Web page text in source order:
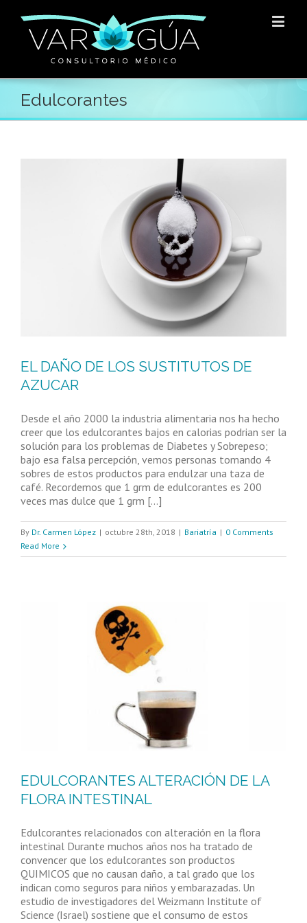
Edulcorantes
EL DAÑO DE LOS SUSTITUTOS DE
AZUCAR
Desde el año 2000 la industria alimentaria nos ha hecho
creer que los edulcorantes bajos en calorias podrian ser la
solución para los problemas de Diabetes y Sobrepeso;
bajo esa falsa percepción, vemos personas tomando 4
sobres de estos productos para endulzar una taza de
café. Recordemos que 1 grm de edulcorantes es 200
veces mas dulce que 1 grm [...]
By Dr. Carmen López | octubre 28th, 2018 | Bariatría | 0 Comments
Read More
EDULCORANTES ALTERACIÓN DE LA
FLORA INTESTINAL
Edulcorantes relacionados con alteración en la flora
intestinal Durante muchos años nos ha tratado de
convencer que los edulcorantes son productos
QUIMICOS que no causan daño, a tal grado que los
indican como seguros para niños y embarazadas. Un
estudio de investigadores del Weizmann Institute of
Science (Israel) sostiene que el consumo de estos